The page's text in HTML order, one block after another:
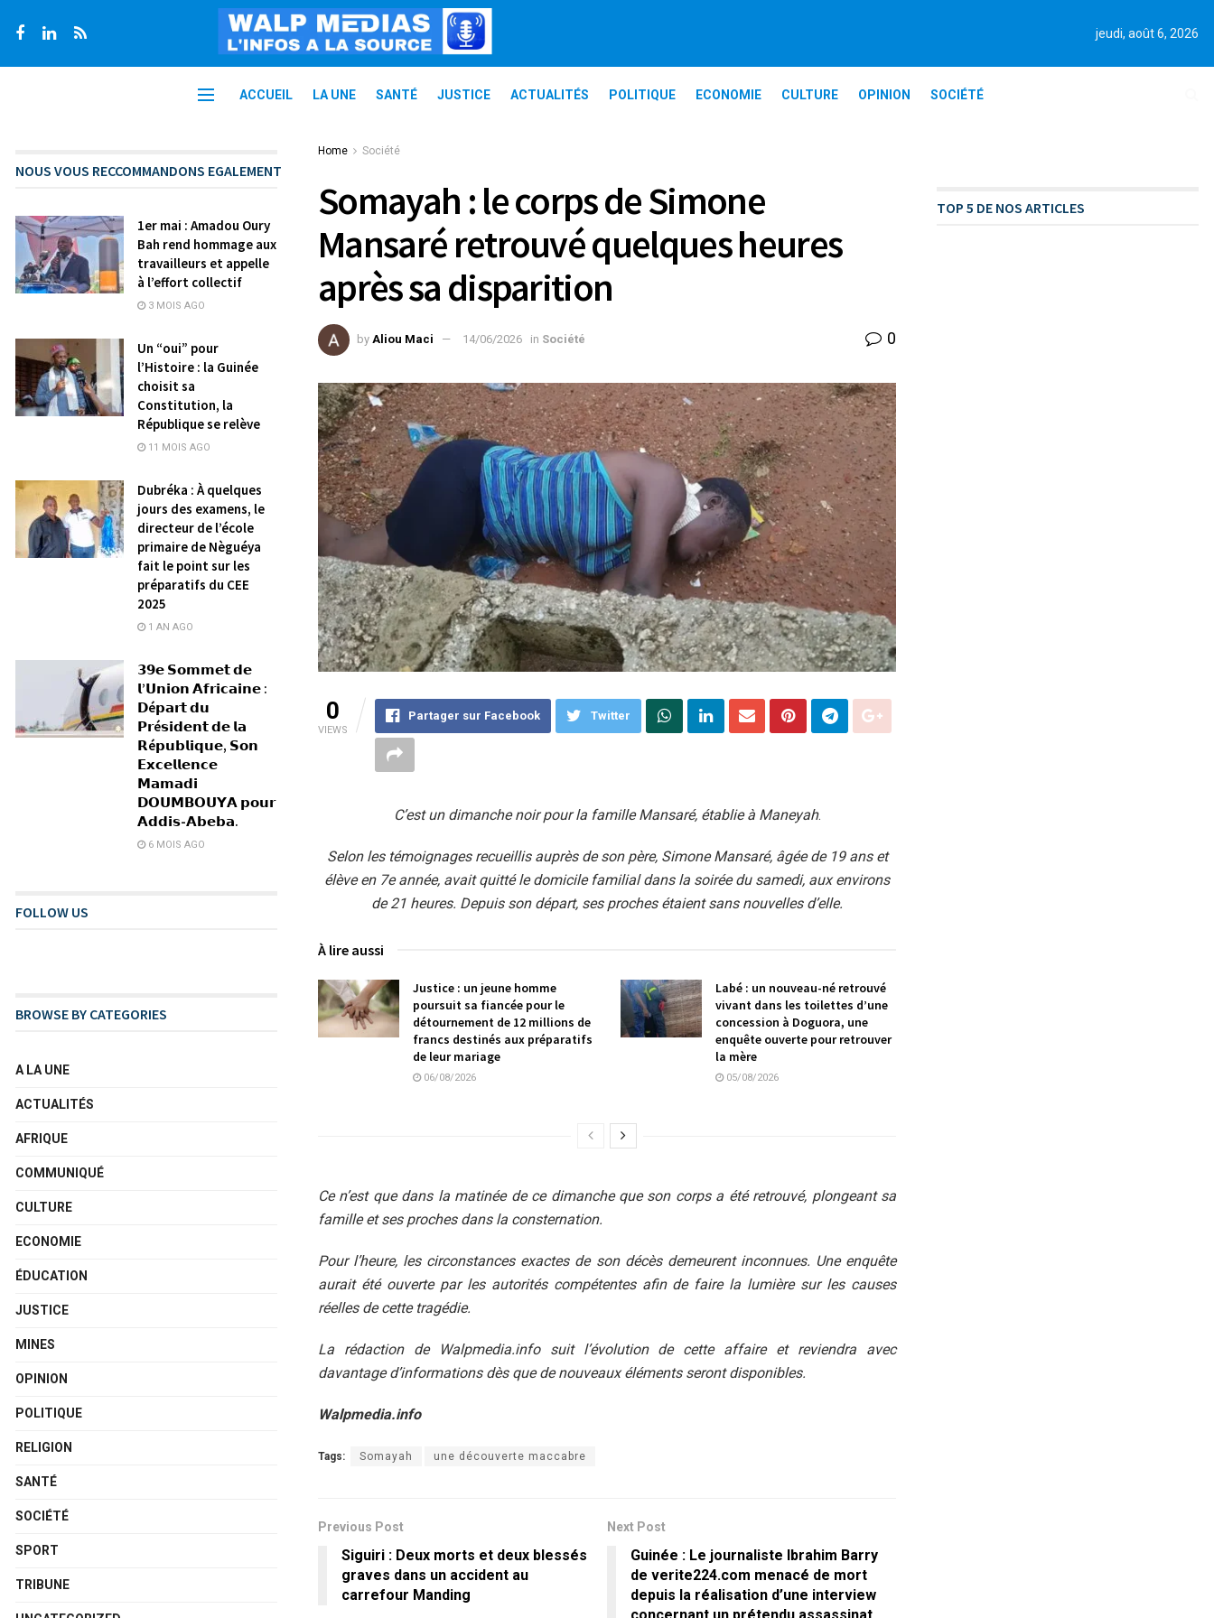
jeudi, août 6, 2026
ACCUEIL LA UNE SANTÉ JUSTICE ACTUALITÉS POLITIQUE ECONOMIE CULTURE OPINION SOCIÉTÉ
Home Société
Somayah : le corps de Simone
Mansaré retrouvé quelques heures
après sa disparition
by Aliou Maci 14/06/2026 in Société 0
0
VIEWS
Partager sur Facebook Twitter
C’est un dimanche noir pour la famille Mansaré, établie à Maneyah.
Selon les témoignages recueillis auprès de son père, Simone Mansaré, âgée de 19 ans et
élève en 7e année, avait quitté le domicile familial dans la soirée du samedi, aux environs
de 21 heures. Depuis son départ, ses proches étaient sans nouvelles d’elle.
À lire aussi
Justice : un jeune homme
poursuit sa fiancée pour le
détournement de 12 millions de
francs destinés aux préparatifs
de leur mariage
06/08/2026
Labé : un nouveau-né retrouvé
vivant dans les toilettes d’une
concession à Doguora, une
enquête ouverte pour retrouver
la mère
05/08/2026
Ce n’est que dans la matinée de ce dimanche que son corps a été retrouvé, plongeant sa
famille et ses proches dans la consternation.
Pour l’heure, les circonstances exactes de son décès demeurent inconnues. Une enquête
aurait été ouverte par les autorités compétentes afin de faire la lumière sur les causes
réelles de cette tragédie.
La rédaction de Walpmedia.info suit l’évolution de cette affaire et reviendra avec
davantage d’informations dès que de nouveaux éléments seront disponibles.
Walpmedia.info
Tags: Somayah une découverte maccabre
Previous Post
Siguiri : Deux morts et deux blessés
graves dans un accident au
carrefour Manding
Next Post
Guinée : Le journaliste Ibrahim Barry
de verite224.com menacé de mort
depuis la réalisation d’une interview
NOUS VOUS RECCOMMANDONS EGALEMENT
1er mai : Amadou Oury
Bah rend hommage aux
travailleurs et appelle
à l’effort collectif
3 MOIS AGO
Un “oui” pour
l’Histoire : la Guinée
choisit sa
Constitution, la
République se relève
11 MOIS AGO
Dubréka : À quelques
jours des examens, le
directeur de l’école
primaire de Nèguéya
fait le point sur les
préparatifs du CEE
2025
1 AN AGO
𝟯𝟵𝗲 𝗦𝗼𝗺𝗺𝗲𝘁 𝗱𝗲
𝗹’𝗨𝗻𝗶𝗼𝗻 𝗔𝗳𝗿𝗶𝗰𝗮𝗶𝗻𝗲 :
𝗗é𝗽𝗮𝗿𝘁 𝗱𝘂
𝗣𝗿é𝘀𝗶𝗱𝗲𝗻𝘁 𝗱𝗲 𝗹𝗮
𝗥é𝗽𝘂𝗯𝗹𝗶𝗾𝘂𝗲, 𝗦𝗼𝗻
𝗘𝘅𝗰𝗲𝗹𝗹𝗲𝗻𝗰𝗲
𝗠𝗮𝗺𝗮𝗱𝗶
𝗗𝗢𝗨𝗠𝗕𝗢𝗨𝗬𝗔 𝗽𝗼𝘂𝗿
𝗔𝗱𝗱𝗶𝘀-𝗔𝗯𝗲𝗯𝗮.
6 MOIS AGO
FOLLOW US
BROWSE BY CATEGORIES
A LA UNE
ACTUALITÉS
AFRIQUE
COMMUNIQUÉ
CULTURE
ECONOMIE
ÉDUCATION
JUSTICE
MINES
OPINION
POLITIQUE
RELIGION
SANTÉ
SOCIÉTÉ
SPORT
TRIBUNE
TOP 5 DE NOS ARTICLES